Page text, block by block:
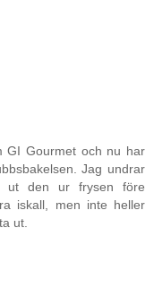
GI Gourmet och nu har
Jag undrar
den ur frysen före
iskall, men inte heller
ut.